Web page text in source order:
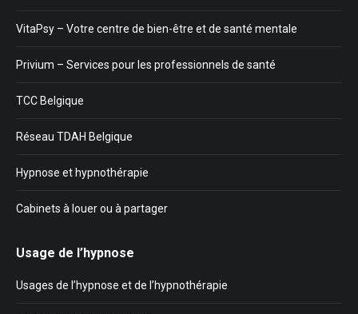
VitaPsy – Votre centre de bien-être et de santé mentale
Privium – Services pour les professionnels de santé
TCC Belgique
Réseau TDAH Belgique
Hypnose et hypnothérapie
Cabinets à louer ou à partager
Usage de l’hypnose
Usages de l’hypnose et de l’hypnothérapie